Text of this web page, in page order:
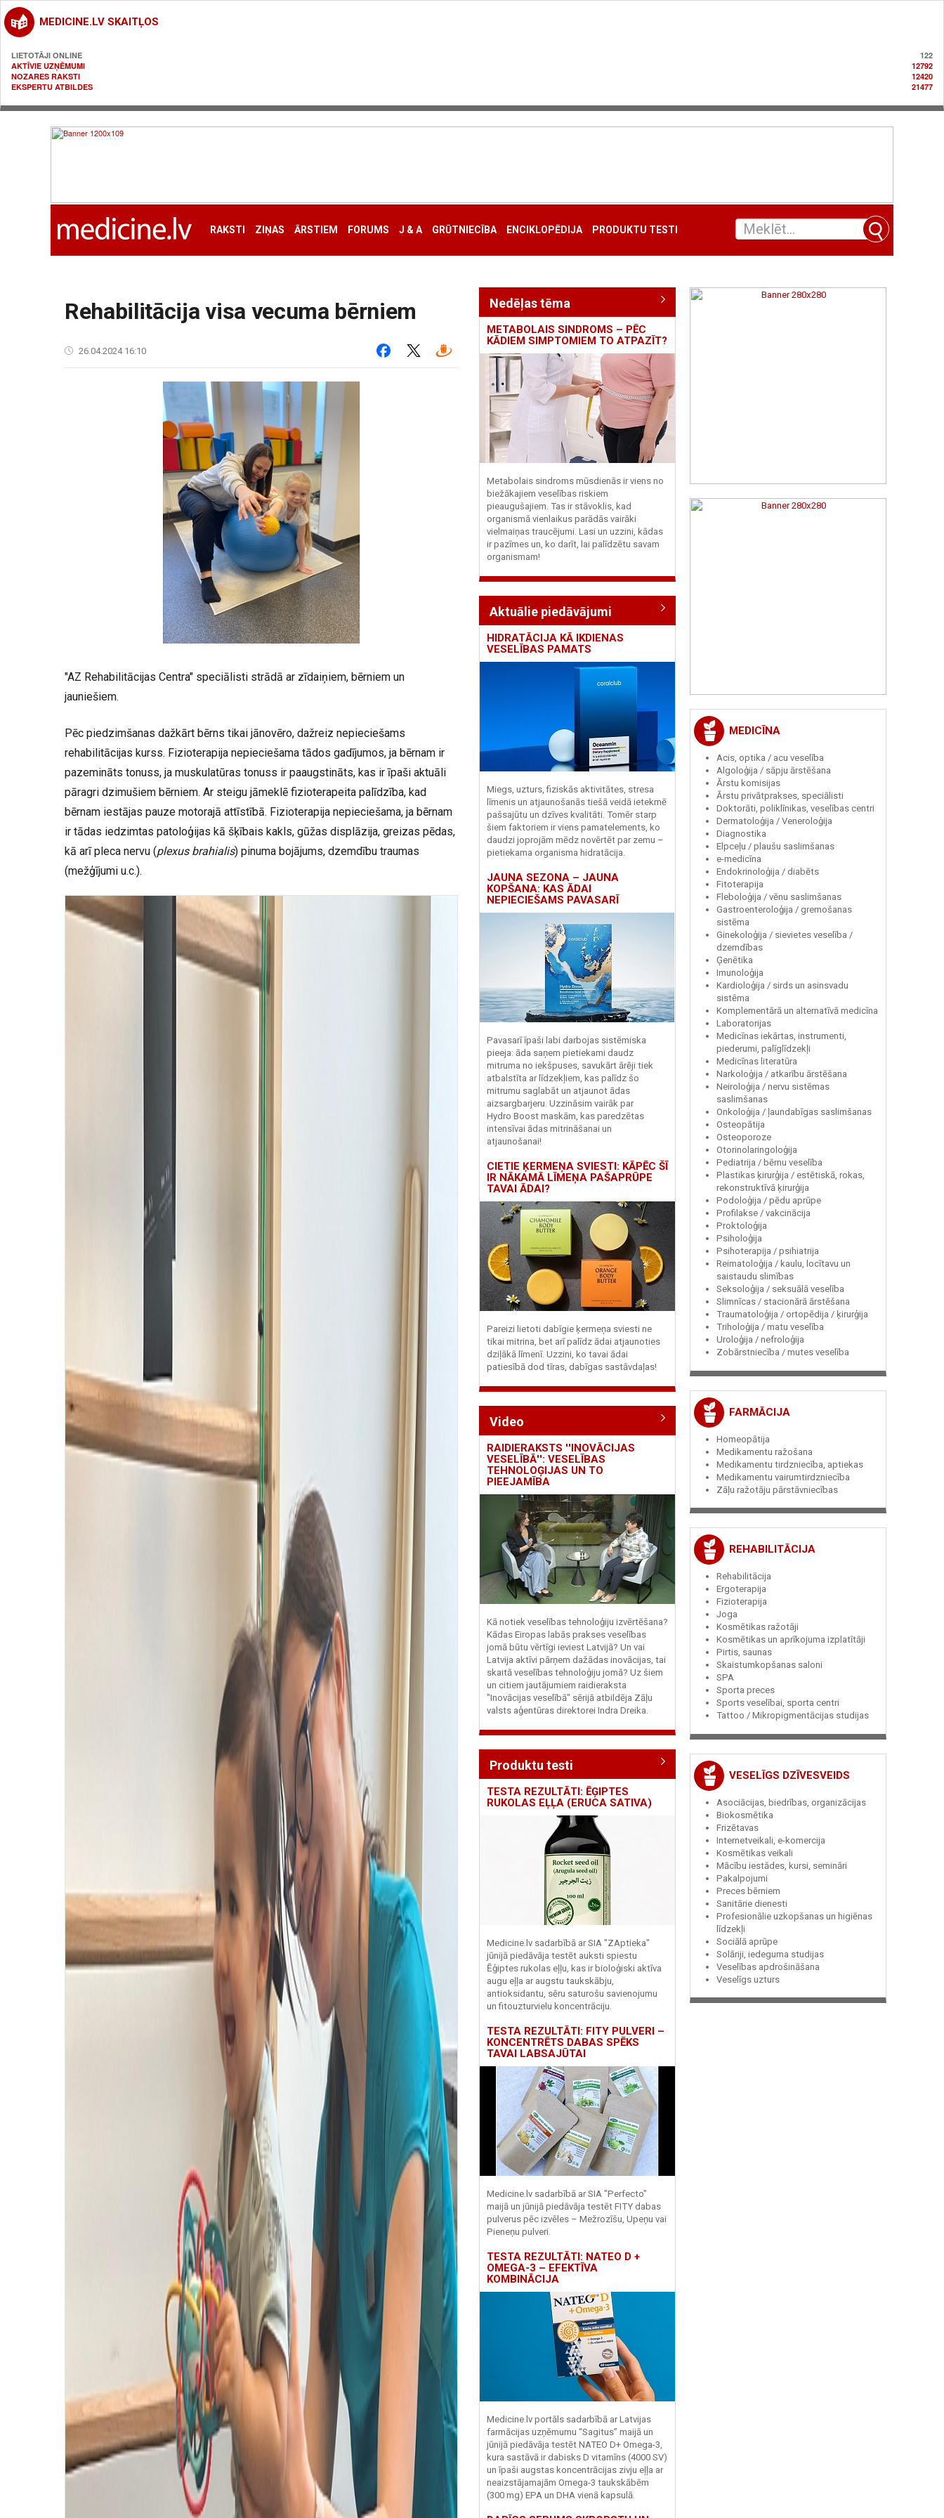
MEDICINE.LV SKAITĻOS
LIETOTĀJI ONLINE
122
AKTĪVIE UZŅĒMUMI
12792
NOZARES RAKSTI
12420
EKSPERTU ATBILDES
21477
RAKSTI ZIŅAS ĀRSTIEM FORUMS J & A GRŪTNIECĪBA ENCIKLOPĒDIJA PRODUKTU TESTI
Rehabilitācija visa vecuma bērniem
26.04.2024 16:10
"AZ Rehabilitācijas Centra" speciālisti strādā ar zīdaiņiem, bērniem un
jauniešiem.
Pēc piedzimšanas dažkārt bērns tikai jānovēro, dažreiz nepieciešams
rehabilitācijas kurss. Fizioterapija nepieciešama tādos gadījumos, ja bērnam ir
pazemināts tonuss, ja muskulatūras tonuss ir paaugstināts, kas ir īpaši aktuāli
pāragri dzimušiem bērniem. Ar steigu jāmeklē fizioterapeita palīdzība, kad
bērnam iestājas pauze motorajā attīstībā. Fizioterapija nepieciešama, ja bērnam
ir tādas iedzimtas patoloģijas kā šķībais kakls, gūžas displāzija, greizas pēdas,
kā arī pleca nervu (plexus brahialis) pinuma bojājums, dzemdību traumas
(mežģījumi u.c.).
Nedēļas tēma
METABOLAIS SINDROMS – PĒC
KĀDIEM SIMPTOMIEM TO ATPAZĪT?
Metabolais sindroms mūsdienās ir viens no
biežākajiem veselības riskiem
pieaugušajiem. Tas ir stāvoklis, kad
organismā vienlaikus parādās vairāki
vielmaiņas traucējumi. Lasi un uzzini, kādas
ir pazīmes un, ko darīt, lai palīdzētu savam
organismam!
Aktuālie piedāvājumi
HIDRATĀCIJA KĀ IKDIENAS
VESELĪBAS PAMATS
Miegs, uzturs, fiziskās aktivitātes, stresa
līmenis un atjaunošanās tiešā veidā ietekmē
pašsajūtu un dzīves kvalitāti. Tomēr starp
šiem faktoriem ir viens pamatelements, ko
daudzi joprojām mēdz novērtēt par zemu –
pietiekama organisma hidratācija.
JAUNA SEZONA – JAUNA
KOPŠANA: KAS ĀDAI
NEPIECIEŠAMS PAVASARĪ
Pavasarī īpaši labi darbojas sistēmiska
pieeja: āda saņem pietiekami daudz
mitruma no iekšpuses, savukārt ārēji tiek
atbalstīta ar līdzekļiem, kas palīdz šo
mitrumu saglabāt un atjaunot ādas
aizsargbarjeru. Uzzināsim vairāk par
Hydro Boost maskām, kas paredzētas
intensīvai ādas mitrināšanai un
atjaunošanai!
CIETIE ĶERMEŅA SVIESTI: KĀPĒC ŠĪ
IR NĀKAMĀ LĪMEŅA PAŠAPRŪPE
TAVAI ĀDAI?
Pareizi lietoti dabīgie ķermeņa sviesti ne
tikai mitrina, bet arī palīdz ādai atjaunoties
dziļākā līmenī. Uzzini, ko tavai ādai
patiesībā dod tīras, dabīgas sastāvdaļas!
Video
RAIDIERAKSTS ''INOVĀCIJAS
VESELĪBĀ'': VESELĪBAS
TEHNOLOĢIJAS UN TO
PIEEJAMĪBA
Kā notiek veselības tehnoloģiju izvērtēšana?
Kādas Eiropas labās prakses veselības
jomā būtu vērtīgi ieviest Latvijā? Un vai
Latvija aktīvi pārņem dažādas inovācijas, tai
skaitā veselības tehnoloģiju jomā? Uz šiem
un citiem jautājumiem raidieraksta
"Inovācijas veselībā" sērijā atbildēja Zāļu
valsts aģentūras direktorei Indra Dreika.
Produktu testi
TESTA REZULTĀTI: ĒĢIPTES
RUKOLAS EĻĻA (ERUCA SATIVA)
Medicine.lv sadarbībā ar SIA "ZAptieka"
jūnijā piedāvāja testēt auksti spiestu
Ēģiptes rukolas eļļu, kas ir bioloģiski aktīva
augu eļļa ar augstu taukskābju,
antioksidantu, sēru saturošu savienojumu
un fitouzturvielu koncentrāciju.
TESTA REZULTĀTI: FITY PULVERI –
KONCENTRĒTS DABAS SPĒKS
TAVAI LABSAJŪTAI
Medicine.lv sadarbībā ar SIA "Perfecto"
maijā un jūnijā piedāvāja testēt FITY dabas
pulverus pēc izvēles – Mežrozīšu, Upeņu vai
Pieneņu pulveri.
TESTA REZULTĀTI: NATEO D +
OMEGA-3 – EFEKTĪVA
KOMBINĀCIJA
Medicine.lv portāls sadarbībā ar Latvijas
farmācijas uzņēmumu “Sagitus” maijā un
jūnijā piedāvāja testēt NATEO D+ Omega-3,
kura sastāvā ir dabisks D vitamīns (4000 SV)
un īpaši augstas koncentrācijas zivju eļļa ar
neaizstājamajām Omega-3 taukskābēm
(300 mg) EPA un DHA vienā kapsulā.
MEDICĪNA
Acis, optika / acu veselība
Algoloģija / sāpju ārstēšana
Ārstu komisijas
Ārstu privātprakses, speciālisti
Doktorāti, poliklīnikas, veselības centri
Dermatoloģija / Veneroloģija
Diagnostika
Elpceļu / plaušu saslimšanas
e-medicīna
Endokrinoloģija / diabēts
Fitoterapija
Fleboloģija / vēnu saslimšanas
Gastroenteroloģija / gremošanas
sistēma
Ginekoloģija / sievietes veselība /
dzemdības
Ģenētika
Imunoloģija
Kardioloģija / sirds un asinsvadu
sistēma
Komplementārā un alternatīvā medicīna
Laboratorijas
Medicīnas iekārtas, instrumenti,
piederumi, palīglīdzekļi
Medicīnas literatūra
Narkoloģija / atkarību ārstēšana
Neiroloģija / nervu sistēmas
saslimšanas
Onkoloģija / ļaundabīgas saslimšanas
Osteopātija
Osteoporoze
Otorinolaringoloģija
Pediatrija / bērnu veselība
Plastikas ķirurģija / estētiskā, rokas,
rekonstruktīvā ķirurģija
Podoloģija / pēdu aprūpe
Profilakse / vakcinācija
Proktoloģija
Psiholoģija
Psihoterapija / psihiatrija
Reimatoloģija / kaulu, locītavu un
saistaudu slimības
Seksoloģija / seksuālā veselība
Slimnīcas / stacionārā ārstēšana
Traumatoloģija / ortopēdija / ķirurģija
Triholoģija / matu veselība
Uroloģija / nefroloģija
Zobārstniecība / mutes veselība
FARMĀCIJA
Homeopātija
Medikamentu ražošana
Medikamentu tirdzniecība, aptiekas
Medikamentu vairumtirdzniecība
Zāļu ražotāju pārstāvniecības
REHABILITĀCIJA
Rehabilitācija
Ergoterapija
Fizioterapija
Joga
Kosmētikas ražotāji
Kosmētikas un aprīkojuma izplatītāji
Pirtis, saunas
Skaistumkopšanas saloni
SPA
Sporta preces
Sports veselībai, sporta centri
Tattoo / Mikropigmentācijas studijas
VESELĪGS DZĪVESVEIDS
Asociācijas, biedrības, organizācijas
Biokosmētika
Frizētavas
Internetveikali, e-komercija
Kosmētikas veikali
Mācību iestādes, kursi, semināri
Pakalpojumi
Preces bērniem
Sanitārie dienesti
Profesionālie uzkopšanas un higiēnas
līdzekļi
Sociālā aprūpe
Solāriji, iedeguma studijas
Veselības apdrošināšana
Veselīgs uzturs